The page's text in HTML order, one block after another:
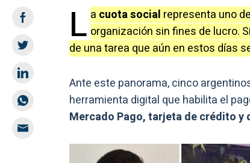
L a cuota social representa uno
organización sin fines de lucro.
de una tarea que aún en estos días
Ante este panorama, cinco
herramienta digital que habilita el
Mercado Pago, tarjeta de crédito y